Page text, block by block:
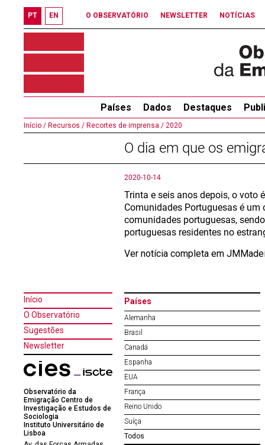
PT EN O OBSERVATÓRIO NEWSLETTER NOTÍCIAS
Países Dados Destaques
Início / Recursos / Recortes de imprensa / 2020
O dia em que os
2020-10-14
Trinta e seis anos depois, o voto
Comunidades Portuguesas é
comunidades portuguesas,
portuguesas residentes no
Ver notícia completa em
Início
O Observatório
Sugestões
Newsletter
Observatório da
Emigração Centro de
Investigação e Estudos de
Sociologia
Instituto Universitário de
Lisboa
Países
Alemanha
Brasil
Canadá
Espanha
EUA
França
Reino Unido
Suíça
Todos